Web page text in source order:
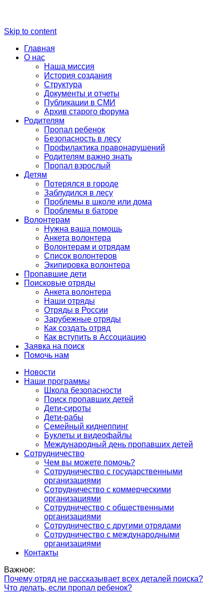
Skip to content
Главная
О нас
Наша миссия
История создания
Структура
Документы и отчеты
Публикации в СМИ
Архив старого форума
Родителям
Пропал ребенок
Безопасность в лесу
Профилактика правонарушений
Родителям важно знать
Пропал взрослый
Детям
Потерялся в городе
Заблудился в лесу
Проблемы в школе или дома
Проблемы в баторе
Волонтерам
Нужна ваша помощь
Анкета волонтера
Волонтерам и отрядам
Список волонтеров
Экипировка волонтера
Пропавшие дети
Поисковые отряды
Анкета волонтера
Наши отряды
Отряды в России
Зарубежные отряды
Как создать отряд
Как вступить в Ассоциацию
Заявка на поиск
Помочь нам
Новости
Наши программы
Школа безопасности
Поиск пропавших детей
Дети-сироты
Дети-рабы
Семейный киднеппинг
Буклеты и видеофайлы
Международный день пропавших детей
Сотрудничество
Чем вы можете помочь?
Сотрудничество с государственными
организациями
Сотрудничество с коммерческими
организациями
Сотрудничество с общественными
организациями
Сотрудничество с другими отрядами
Сотрудничество с международными
организациями
Контакты
Важное:
Почему отряд не рассказывает всех деталей поиска?
Что делать, если пропал ребенок?